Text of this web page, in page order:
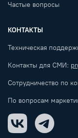
Частые вопросы
КОНТАКТЫ
Техническая
Контакты для СМИ:
Сотрудничество по
По вопросам
VK Telegram